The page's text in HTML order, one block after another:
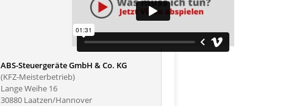
ABS-Steuergeräte GmbH & Co. KG
(KFZ-Meisterbetrieb)
Lange Weihe 16
30880 Laatzen/Hannover